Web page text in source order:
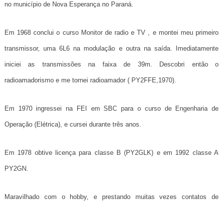
no município de Nova Esperança no Paraná.
Em 1968 conclui o curso Monitor de radio e TV , e montei meu primeiro
transmissor, uma 6L6 na modulação e outra na saída. Imediatamente
iniciei as transmissões na faixa de 39m. Descobri então o
radioamadorismo e me tornei radioamador ( PY2FFE,1970).
Em 1970 ingressei na FEI em SBC para o curso de Engenharia de
Operação (Elétrica), e cursei durante três anos.
Em 1978 obtive licença para classe B (PY2GLK) e em 1992 classe A
PY2GN.
Maravilhado com o hobby, e prestando muitas vezes contatos de